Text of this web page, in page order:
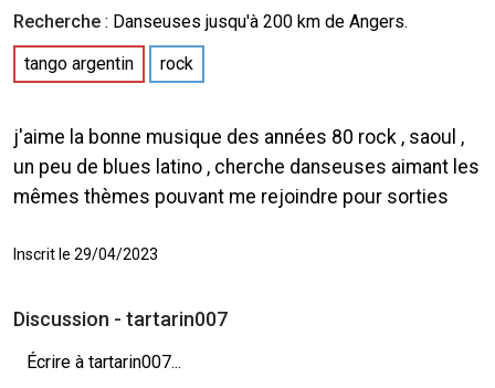
Recherche : Danseuses jusqu'à 200 km de Angers.
tango argentin
rock
j'aime la bonne musique des années 80 rock , saoul ,
un peu de blues latino , cherche danseuses aimant les
mêmes thèmes pouvant me rejoindre pour sorties
Inscrit le 29/04/2023
Discussion - tartarin007
Écrire à tartarin007...